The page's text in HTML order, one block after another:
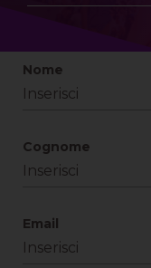
Nome
Cognome
Email